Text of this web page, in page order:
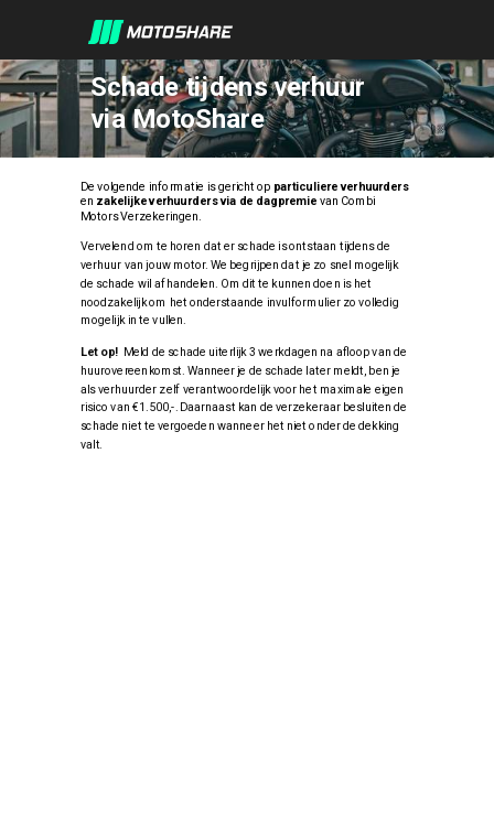
Schade tijdens verhuur
via MotoShare
De volgende informatie is gericht op particuliere verhuurders
en zakelijke verhuurders via de dagpremie van Combi
Motors Verzekeringen.
Vervelend om te horen dat er schade is ontstaan tijdens de
verhuur van jouw motor. We begrijpen dat je zo snel mogelijk
de schade wil afhandelen. Om dit te kunnen doen is het
noodzakelijk om het onderstaande invulformulier zo volledig
mogelijk in te vullen.
Let op! Meld de schade uiterlijk 3 werkdagen na afloop van de
huurovereenkomst. Wanneer je de schade later meldt, ben je
als verhuurder zelf verantwoordelijk voor het maximale eigen
risico van €1.500,-. Daarnaast kan de verzekeraar besluiten de
schade niet te vergoeden wanneer het niet onder de dekking
valt.